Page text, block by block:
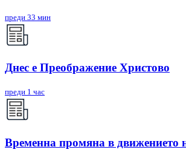
преди 33 мин
Днес е Преображение Христово
преди 1 час
Временна промяна в движението